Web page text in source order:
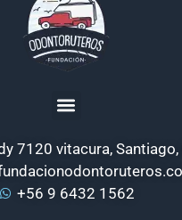
7120 vitacura, Santiago,
+56 9 6432 1562